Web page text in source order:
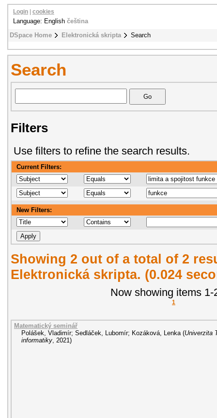
DSpace Home Elektronická skripta Search
Login cookies
Language: English čeština
Search
Filters
Use filters to refine the search results.
Current Filters:
New Filters:
Showing 2 out of a total of 2
Elektronická skripta. (0.024
Now showing items 1-
1
Matematický seminář
Polášek, Vladimír; Sedláček, Lubomír; Kozáková, Lenka (Univerzita
informatiky 2021 )